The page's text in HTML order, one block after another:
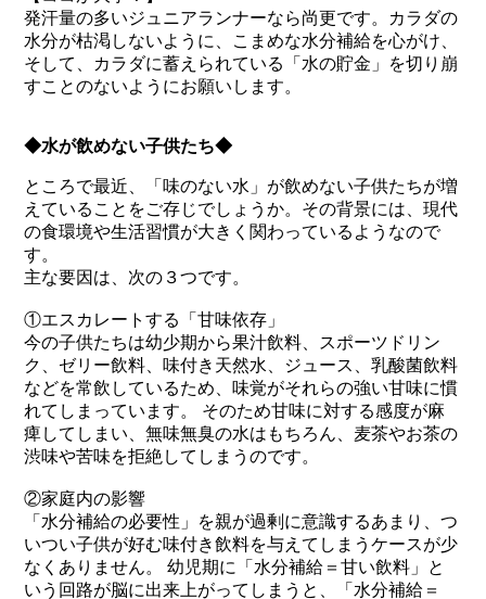
発汗量の多いジュニアランナーなら尚更です。カラダの
水分が枯渇しないように、こまめな水分補給を心がけ、
そして、カラダに蓄えられている「水の貯金」を切り崩
すことのないようにお願いします。
◆水が飲めない子供たち◆
ところで最近、「味のない水」が飲めない子供たちが増
えていることをご存じでしょうか。その背景には、現代
の食環境や生活習慣が大きく関わっているようなので
す。
主な要因は、次の３つです。
①エスカレートする「甘味依存」
今の子供たちは幼少期から果汁飲料、スポーツドリン
ク、ゼリー飲料、味付き天然水、ジュース、乳酸菌飲料
などを常飲しているため、味覚がそれらの強い甘味に慣
れてしまっています。 そのため甘味に対する感度が麻
痺してしまい、無味無臭の水はもちろん、麦茶やお茶の
渋味や苦味を拒絶してしまうのです。
②家庭内の影響
「水分補給の必要性」を親が過剰に意識するあまり、つ
いつい子供が好む味付き飲料を与えてしまうケースが少
なくありません。 幼児期に「水分補給＝甘い飲料」と
いう回路が脳に出来上がってしまうと、「水分補給＝